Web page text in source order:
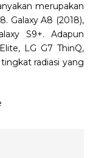
merupakan
Galaxy A8 (2018),
S9+. Adapun
LG G7 ThinQ,
radiasi yang